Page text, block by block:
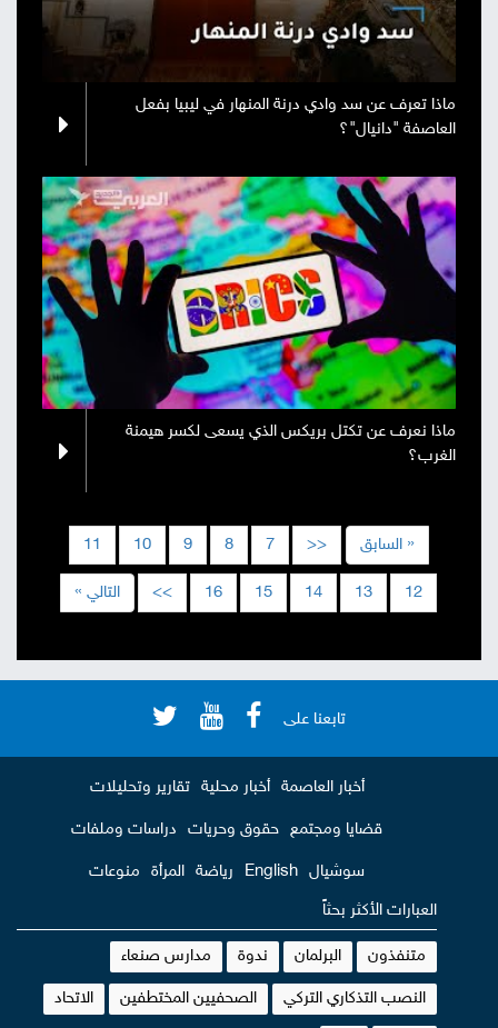
ماذا تعرف عن سد وادي درنة المنهار في ليبيا بفعل
العاصفة "دانيال"؟
ماذا نعرف عن تكتل بريكس الذي يسعى لكسر هيمنة
الغرب؟
« السابق <<
7
8
9
10
11
12
13
14
15
16
>> التالي »
تابعنا على
أخبار العاصمة أخبار محلية تقارير وتحليلات
قضايا ومجتمع حقوق وحريات دراسات وملفات
سوشيال English رياضة المرأة منوعات
العبارات الأكثر بحثاً
متنفذون البرلمان ندوة مدارس صنعاء
النصب التذكاري التركي الصحفيين المختطفين الاتحاد